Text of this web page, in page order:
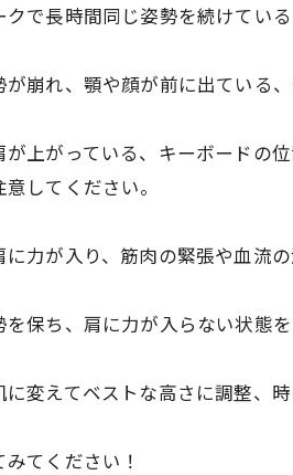
クで長時間同じ姿勢を続けてい
が崩れ、顎や顔が前に出ている、
上がっている、 キーボードの
意してくださ い。
力が入り、 筋肉の緊張や血流
保ち、 肩に力が入らない状態
変えてベストな高さに調整、
てください！